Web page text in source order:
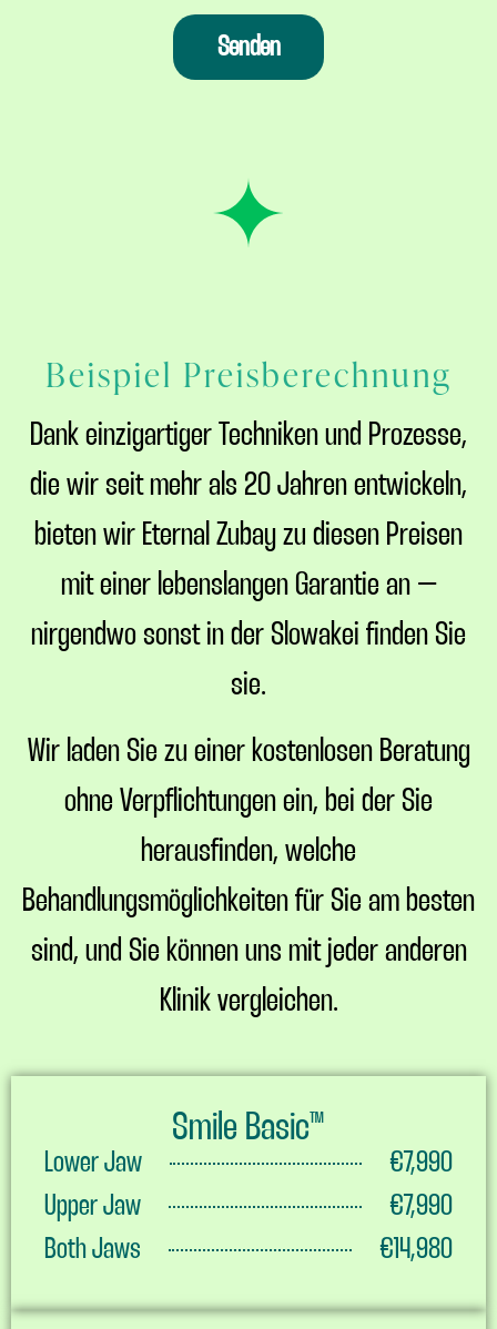
Senden
Beispiel Preisberechnung
Dank einzigartiger Techniken und Prozesse,
die wir seit mehr als 20 Jahren entwickeln,
bieten wir Eternal Zubay zu diesen Preisen
mit einer lebenslangen Garantie an –
nirgendwo sonst in der Slowakei finden Sie
sie.
Wir laden Sie zu einer kostenlosen Beratung
ohne Verpflichtungen ein, bei der Sie
herausfinden, welche
Behandlungsmöglichkeiten für Sie am besten
sind, und Sie können uns mit jeder anderen
Klinik vergleichen.
Smile Basic™
Lower Jaw
€7,990
Upper Jaw
€7,990
Both Jaws
€14,980